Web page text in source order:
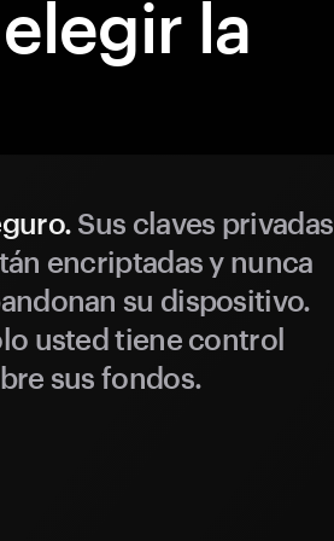
la
Sus claves privadas
encriptadas y nunca
su dispositivo.
usted tiene control
sus fondos.